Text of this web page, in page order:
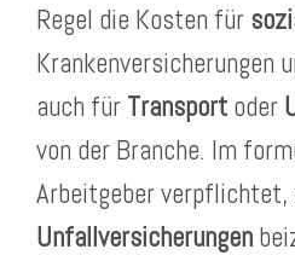
Regel die Kosten für
Krankenversicherungen
auch für Transport oder
von der Branche. Im
Arbeitgeber verpflichtet,
Unfallversicherungen